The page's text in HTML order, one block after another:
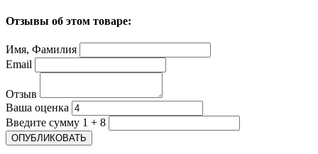
Отзывы об этом товаре:
Имя, Фамилия
Email
Отзыв
Ваша оценка
Введите сумму 1 + 8